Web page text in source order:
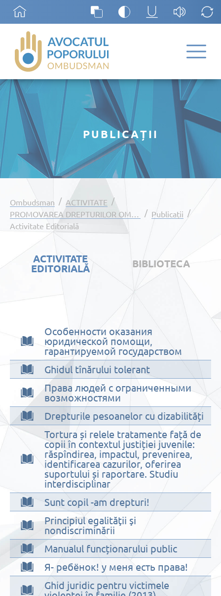
PUBLICAȚII
Ombudsman / ACTIVITATE /
PROMOVAREA DREPTURILOR OMULUI
/ Publicații /
Activitate Editorială
ACTIVITATE
EDITORIALĂ BIBLIOTECA
Особенности оказания
юридической помощи,
гарантируемой государством
Ghidul tînărului tolerant
Права людей с ограниченными
возможностями
Drepturile pesoanelor cu dizabilități
Tortura și relele tratamente față de
copii în contextul justiției juvenile:
răspîndirea, impactul, prevenirea,
identificarea cazurilor, oferirea
suportului și raportare. Studiu
interdisciplinar
Sunt copil -am drepturi!
Principiul egalităţii şi
nondiscriminării
Manualul funcționarului public
Я- ребёнок! у меня есть права!
Ghid juridic pentru victimele